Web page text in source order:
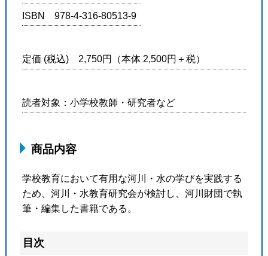
ISBN 978-4-316-80513-9
定価 (税込) 2,750円（本体 2,500円＋税）
読者対象：小学校教師・研究者など
商品内容
学校教育において有用な河川・水の学びを実践する
ため、河川・水教育研究会が検討し、河川財団で執
筆・編集した書籍である。
目次